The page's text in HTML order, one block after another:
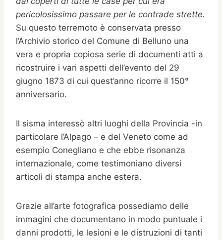
pericolosissimo passare per le contrade strette.
Su questo terremoto è conservata presso
l’Archivio storico del Comune di Belluno una
vera e propria copiosa serie di documenti atti a
ricostruire i vari aspetti dell’evento del 29
giugno 1873 di cui quest’anno ricorre il 150°
anniversario.
Il sisma interessò altri luoghi della Provincia -in
particolare l’Alpago – e del Veneto come ad
esempio Conegliano e che ebbe risonanza
internazionale, come testimoniano diversi
articoli di stampa anche estera.
Grazie all’arte fotografica possediamo delle
immagini che documentano in modo puntuale i
danni prodotti, le lesioni e le distruzioni di tanti